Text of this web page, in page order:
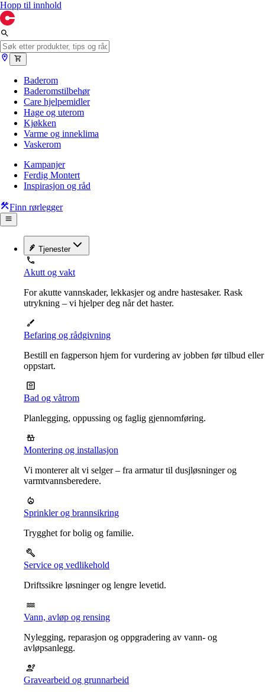
Hopp til innhold
Baderom
Baderomstilbehør
Care hjelpemidler
Hage og uterom
Kjøkken
Varme og inneklima
Vaskerom
Kampanjer
Ferdig Montert
Inspirasjon og råd
Finn rørlegger
Tjenester
Akutt og vakt
For akutte vannskader, lekkasjer og andre hastesaker. Rask
utrykning – vi hjelper deg når det haster.
Befaring og rådgivning
Bestill en fagperson hjem for vurdering av jobben før tilbud eller
oppstart.
Bad og våtrom
Planlegging, oppussing og faglig gjennomføring.
Montering og installasjon
Vi monterer alt vi selger – fra armatur til dusjløsninger og
varmtvannsberedere.
Sprinkler og brannsikring
Trygghet for bolig og familie.
Service og vedlikehold
Driftssikre løsninger og lengre levetid.
Vann, avløp og rensing
Nylegging, reparasjon og oppgradering av vann- og
avløpsanlegg.
Gravearbeid og grunnarbeid